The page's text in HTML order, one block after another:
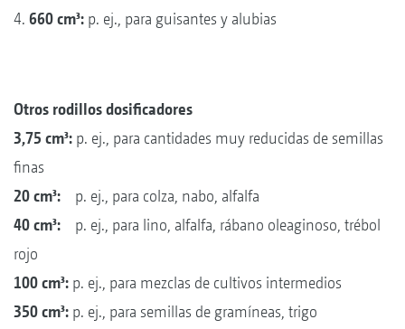
4. 660 cm³: p. ej., para guisantes y alubias
Otros rodillos dosificadores
3,75 cm³: p. ej., para cantidades muy reducidas de semillas
finas
20 cm³: p. ej., para colza, nabo, alfalfa
40 cm³: p. ej., para lino, alfalfa, rábano oleaginoso, trébol
rojo
100 cm³: p. ej., para mezclas de cultivos intermedios
350 cm³: p. ej., para semillas de gramíneas, trigo